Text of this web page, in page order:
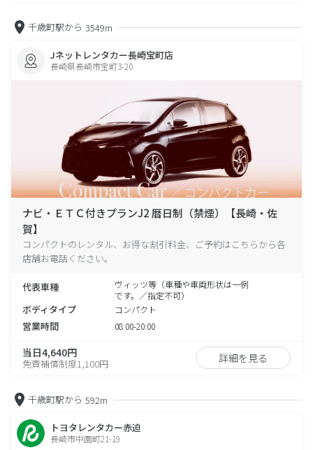
千歳町駅から 3549m
Jネットレンタカー長崎宝町店
長崎県長崎市宝町3-20
ナビ・ＥＴＣ付きプランJ2 暦日制（禁煙）【長崎・佐
賀】
コンパクトのレンタル、お得な割引料金、ご予約はこちらから各
店舗お電話ください。
代表車種
ヴィッツ等（車種や車両形状は一例
です。／指定不可）
ボディタイプ コンパクト
営業時間 08:00-20:00
当日4,640円
免責補償制度1,100円 詳細を見る
千歳町駅から 592m
トヨタレンタカー赤迫
長崎市中園町21-19